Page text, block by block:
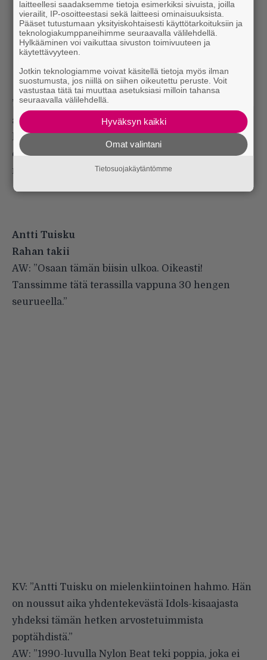
”Kuullessani sellaisia sanoituksia alan pelätä, että
a) kirjoittajan tunne-elämä on oikeasti tämän
laajuinen tai b) joku siellä tuotantoketjussa olettaa,
että ihmiset eivät halua kuunnella mitään sen
mutkikkaampaa.”
Antti Tuisku
Rahan takii
AW: ”Osaan tämän biisin ulkoa. Oikeasti!
Tanssimme tätä terassilla vappuna 30 hengen
seurueella.”
KV: ”Antti Tuisku on mielenkiintoinen hahmo. Hän
on noussut aika yhdentekevästä Idols-kisaajasta
yhdeksi tämän hetken arvostetuimmista
poptähdistä.”
AW: ”1990-luvulla Nylon Beat teki poppia, joka ei
laitteellesi saadaksemme tietoja esimerkiksi sivuista, joilla
vierailit, IP-osoitteestasi sekä laitteesi ominaisuuksista.
Pääset tutustumaan yksityiskohtaisesti käyttötarkoituksiin ja
teknologiakumppaneihimme seuraavalla välilehdellä.
Hylkääminen voi vaikuttaa sivuston toimivuuteen ja
käytettävyyteen.
Jotkin teknologiamme voivat käsitellä tietoja myös ilman
suostumusta, jos niillä on siihen oikeutettu peruste. Voit
vastustaa tätä tai muuttaa asetuksiasi milloin tahansa
seuraavalla välilehdellä.
Hyväksyn kaikki
Omat valintani
Tietosuojakäytäntömme